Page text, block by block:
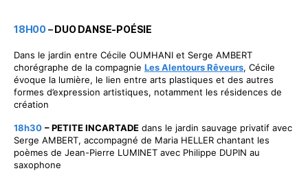
18H00–DUO DANSE-POÉSIE
Dans le jardin entre Cécile OUMHANI et Serge AMBERT
chorégraphe de la compagnie Les Alentours Rêveurs, Cécile
évoque la lumière, le lien entre arts plastiques et des autres
formes d’expression artistiques, notamment les résidences de
création
18h30 – PETITE INCARTADE dans le jardin sauvage privatif avec
Serge AMBERT, accompagné de Maria HELLER chantant les
poèmes de Jean-Pierre LUMINET avec Philippe DUPIN au
saxophone